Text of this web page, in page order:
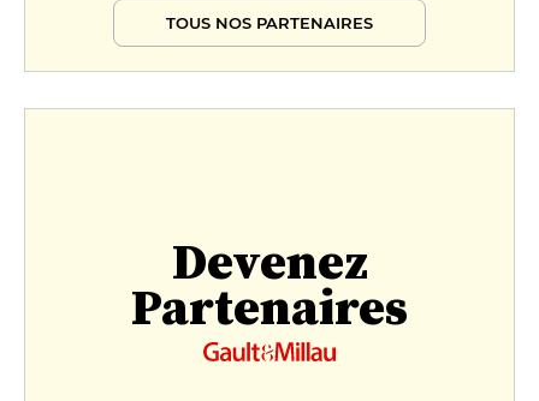
TOUS NOS PARTENAIRES
Devenez
Partenaires